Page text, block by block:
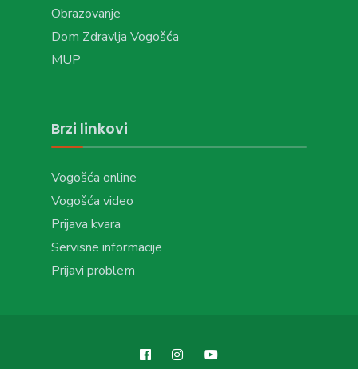
Obrazovanje
Dom Zdravlja Vogošća
MUP
Brzi linkovi
Vogošća online
Vogošća video
Prijava kvara
Servisne informacije
Prijavi problem